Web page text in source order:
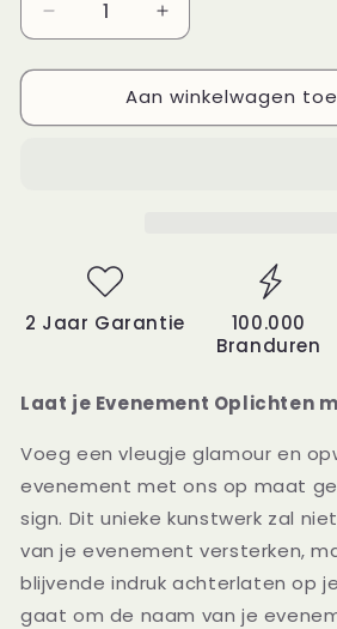
Aantal
verlagen
voor
believe
NeonWorld
Aantal
verhogen
voor
We
believe
NeonWorld
Aan winkelwagen
2 Jaar Garantie
100.000
Branduren
Laat je Evenement Oplichten
Voeg een vleugje glamour en
evenement met ons op maat
sign. Dit unieke kunstwerk zal
van je evenement versterken,
blijvende indruk achterlaten op
gaat om de naam van je